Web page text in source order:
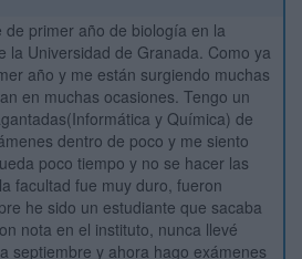
de primer año de biología en la
la Universidad de Granada. Como ya
año y me están surgiendo muchas
en muchas ocasiones. Tengo un
y Química) de
dentro de poco y me siento
poco tiempo y no se hacer las
facultad fue muy duro, fueron
he sido un estudiante que sacaba
nota en el instituto, nunca llevé
septiembre y ahora hago exámenes